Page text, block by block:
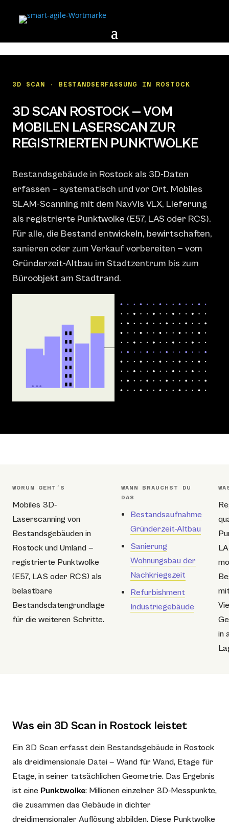
3D SCAN · BESTANDSERFASSUNG IN ROSTOCK
3D SCAN ROSTOCK — VOM
MOBILEN LASERSCAN ZUR
REGISTRIERTEN PUNKTWOLKE
Bestandsgebäude in Rostock als 3D-Daten
erfassen — systematisch und vor Ort. Mobiles
SLAM-Scanning mit dem NavVis VLX, Lieferung
als registrierte Punktwolke (E57, LAS oder RCS).
Für alle, die Bestand entwickeln, bewirtschaften,
sanieren oder zum Verkauf vorbereiten — vom
Gründerzeit-Altbau im Stadtzentrum bis zum
Büroobjekt am Stadtrand.
WORUM GEHT’S
Mobiles 3D-
Laserscanning von
Bestandsgebäuden in
Rostock und Umland —
registrierte Punktwolke
(E57, LAS oder RCS) als
belastbare
Bestandsdatengrundlage
für die weiteren Schritte.
WANN BRAUCHST DU
DAS
Bestandsaufnahme
Gründerzeit-Altbau
Sanierung
Wohnungsbau der
Nachkriegszeit
Refurbishment
Industriegebäude
in
Was ein 3D Scan in Rostock leistet
Ein 3D Scan erfasst dein Bestandsgebäude in Rostock
als dreidimensionale Datei — Wand für Wand, Etage für
Etage, in seiner tatsächlichen Geometrie. Das Ergebnis
ist eine Punktwolke: Millionen einzelner 3D-Messpunkte,
die zusammen das Gebäude in dichter
dreidimensionaler Auflösung abbilden. Diese Punktwolke